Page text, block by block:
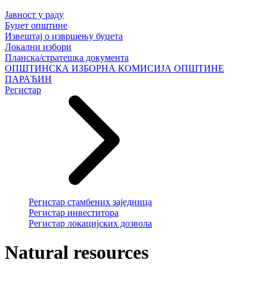
Јавност у раду
Буџет општине
Извештај о извршењу буџета
Локални избори
Планска/стратешка документа
ОПШТИНСКА ИЗБОРНА КОМИСИЈА ОПШТИНЕ
ПАРАЋИН
Регистар
Регистар стамбених заједница
Регистар инвеститора
Регистар локацијских дозвола
Natural resources